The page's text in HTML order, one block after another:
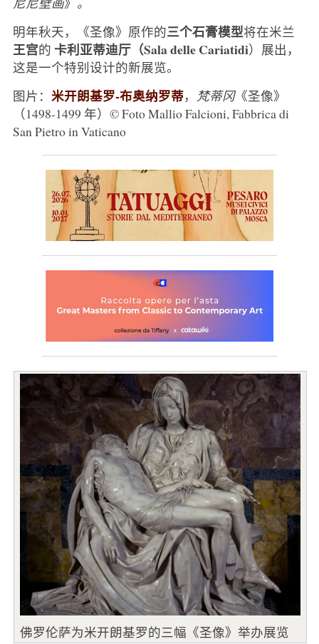
明年秋天，《圣像》原作的三个石膏模型将在米兰
王宫的 卡利亚蒂迪厅（Sala delle Cariatidi）展出，
这是一个特别设计的新展览。
图片： 米开朗基罗-布奥纳罗蒂， 梵蒂冈《圣像》
（1498-1499 年）© Foto Mallio Falcioni, Fabbrica di
San Pietro in Vaticano
佛罗伦萨为米开朗基罗的三幅《圣像》举办展览